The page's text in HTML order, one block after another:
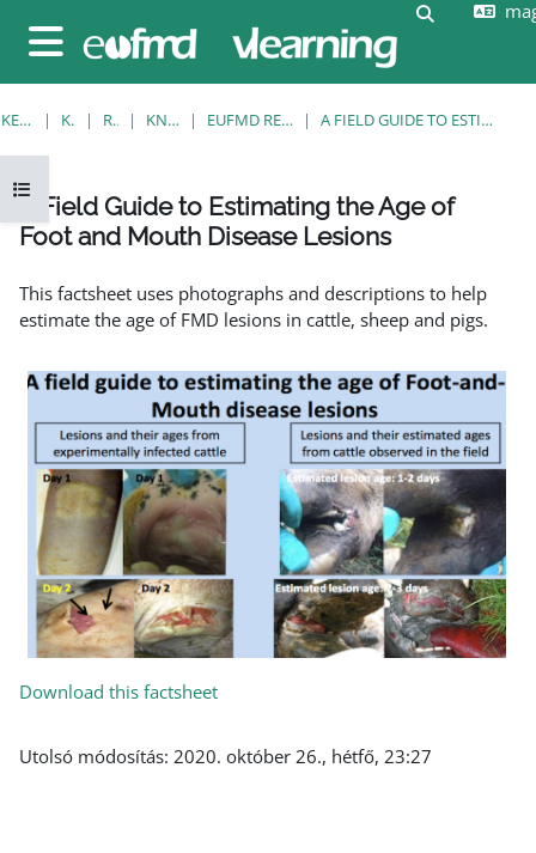
Oldalpanel
Keresési
Kurzusmutató megnyitása
KEZDŐOLDAL KURZUSOK RESOURCES KNOWLEDGE BANK EUFMD RESOURCES: CLINICAL DIAGNOSIS A FIELD GUIDE TO ESTIMATING THE AGE OF FOOT AND MOUTH DISEASE LESIONS
A Field Guide to Estimating the Age of
Foot and Mouth Disease Lesions
This factsheet uses photographs and descriptions to help
estimate the age of FMD lesions in cattle, sheep and pigs.
Download this factsheet
Utolsó módosítás: 2020. október 26., hétfő, 23:27